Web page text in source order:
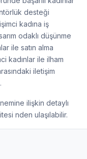
desteği
kadına iş
odaklı düşünme
ile satın alma
kadınlar ile ilham
iletişim
ilişkin detaylı
nden ulaşılabilir.